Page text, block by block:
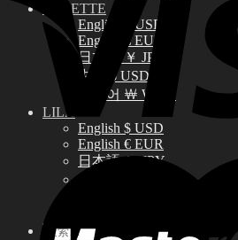
ROSETTE
English $ USD
English € EUR
日本語 ￥ JPY
中文 $ USD
한국어 ￦ WON
LILA
English $ USD
English € EUR
日本語 ￥ JPY
搜